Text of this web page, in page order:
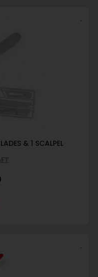
& 1 SCALPEL